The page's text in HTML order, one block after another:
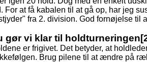
For at få kabalen til at gå op, har jeg
fra 2. division. God fornøjelse til
gør vi klar til holdturneringen
er frigivet. Det betyder, at
Brug pilene til at ændre på